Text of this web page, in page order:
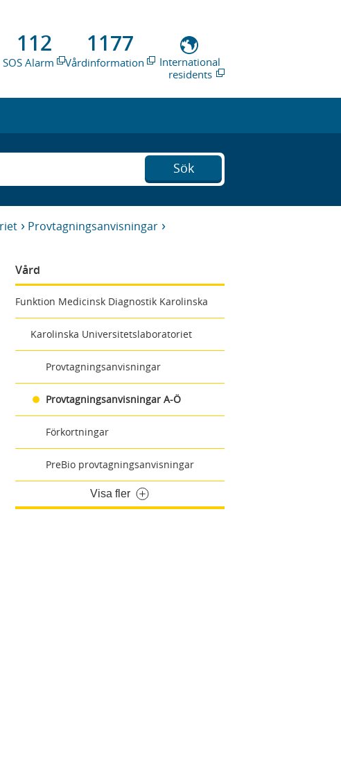
112
SOS Alarm
1177
Vårdinformation
International
residents
Sök
Provtagningsanvisningar
Vård
Funktion Medicinsk Diagnostik Karolinska
Karolinska Universitetslaboratoriet
Provtagningsanvisningar
Provtagningsanvisningar A-Ö
Förkortningar
PreBio provtagningsanvisningar
Visa fler